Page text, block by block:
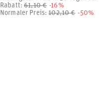
Rabatt:61,10 € -16%
Normaler Preis:102,10 € -50%